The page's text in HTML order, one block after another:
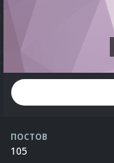
ПОСТОВ
105